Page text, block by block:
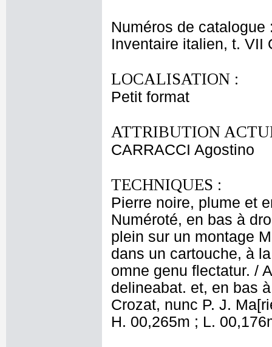
Numéros de catalogue
Inventaire italien, t. VII
LOCALISATION :
Petit format
ATTRIBUTION
CARRACCI Agostino
TECHNIQUES :
Pierre noire, plume et
Numéroté, en bas à
plein sur un montage
dans un cartouche, à
omne genu flectatur. /
delineabat. et, en bas
Crozat, nunc P. J.
H. 00,265m ; L.